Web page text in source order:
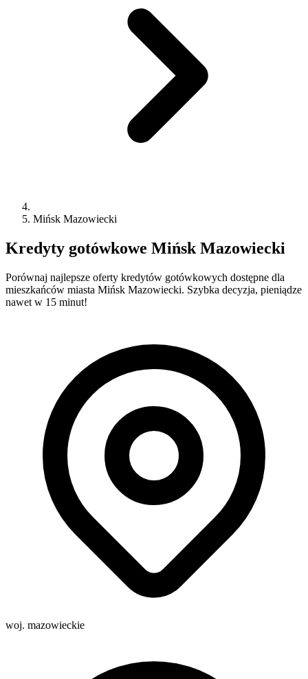
Mińsk Mazowiecki
Kredyty gotówkowe Mińsk Mazowiecki
Porównaj najlepsze oferty kredytów gotówkowych dostępne dla
mieszkańców miasta Mińsk Mazowiecki. Szybka decyzja, pieniądze
nawet w 15 minut!
woj. mazowieckie